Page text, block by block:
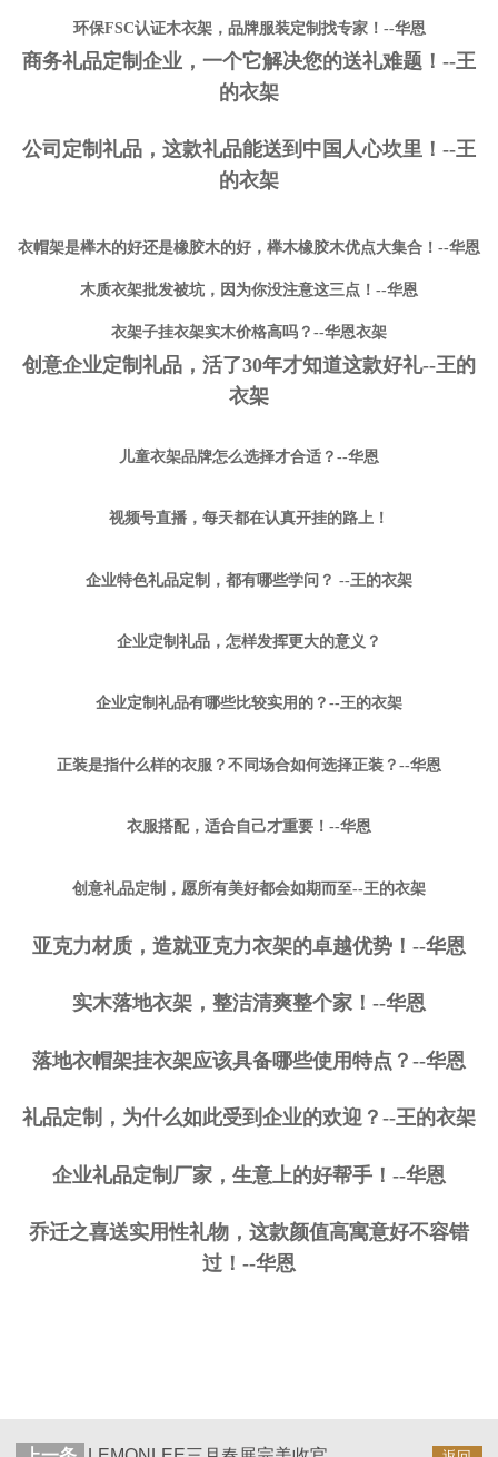
环保FSC认证木衣架，品牌服装定制找专家！--华恩
商务礼品定制企业，一个它解决您的送礼难题！--王
的衣架
公司定制礼品，这款礼品能送到中国人心坎里！--王
的衣架
衣帽架是榉木的好还是橡胶木的好，榉木橡胶木优点大集合！--华恩
木质衣架批发被坑，因为你没注意这三点！--华恩
衣架子挂衣架实木价格高吗？--华恩衣架
创意企业定制礼品，活了30年才知道这款好礼--王的
衣架
儿童衣架品牌怎么选择才合适？--华恩
视频号直播，每天都在认真开挂的路上！
企业特色礼品定制，都有哪些学问？ --王的衣架
企业定制礼品，怎样发挥更大的意义？
企业定制礼品有哪些比较实用的？--王的衣架
正装是指什么样的衣服？不同场合如何选择正装？--华恩
衣服搭配，适合自己才重要！--华恩
创意礼品定制，愿所有美好都会如期而至--王的衣架
亚克力材质，造就亚克力衣架的卓越优势！--华恩
实木落地衣架，整洁清爽整个家！--华恩
落地衣帽架挂衣架应该具备哪些使用特点？--华恩
礼品定制，为什么如此受到企业的欢迎？--王的衣架
企业礼品定制厂家，生意上的好帮手！--华恩
乔迁之喜送实用性礼物，这款颜值高寓意好不容错
过！--华恩